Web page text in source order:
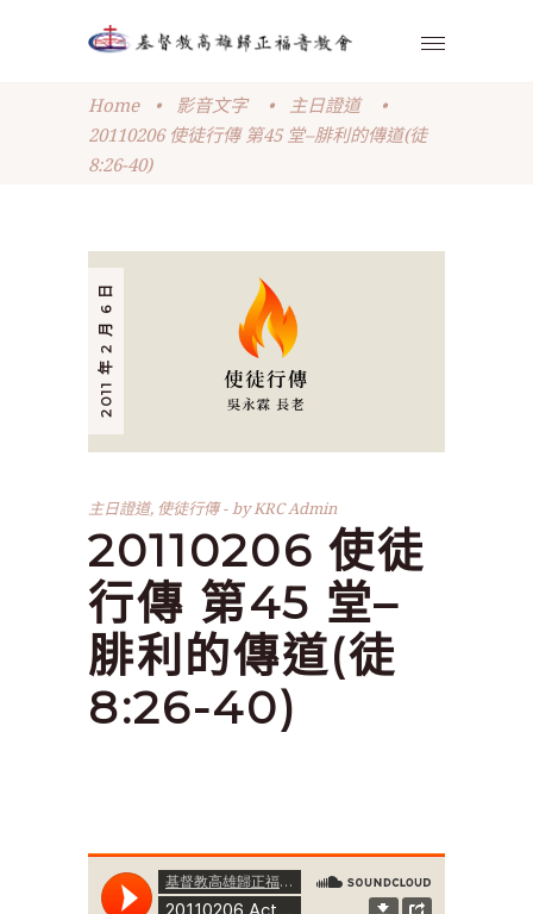
Home • 影音文字 • 主日證道
•
20110206 使徒行傳 第45 堂–腓利的傳道(徒
8:26-40)
2011 年 2 月 6 日
主日證道, 使徒行傳 byKRC Admin
20110206 使徒
行傳 第45 堂–
腓利的傳道(徒
8:26-40)